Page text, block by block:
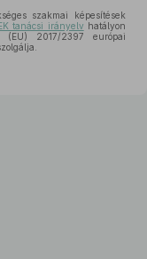
szakmai képesítések
tanácsi irányelv hatályon
2017/2397 európai